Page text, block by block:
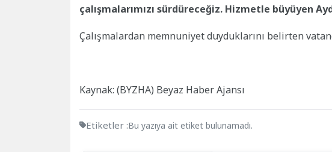
çalışmalarımızı sürdüreceğiz. Hizmetle büyüyen
Çalışmalardan memnuniyet duyduklarını belirten
Kaynak: (BYZHA) Beyaz Haber Ajansı
Etiketler :Bu yazıya ait etiket bulunamadı.